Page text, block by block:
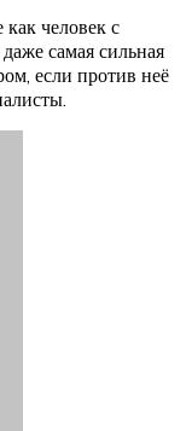
человек с
самая сильная
если против неё